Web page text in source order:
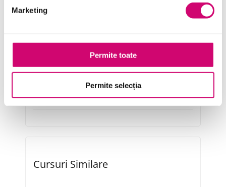
Marketing
Permite toate
Permite selecția
Resurse Umane
Vânzări și negocieri
Cursuri Similare